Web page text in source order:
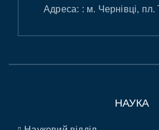
Адреса: : м. Чернівці, пл.
НАУКА